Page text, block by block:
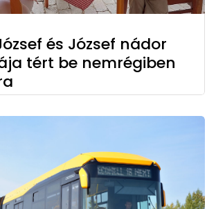
és József nádor
tért be nemrégiben